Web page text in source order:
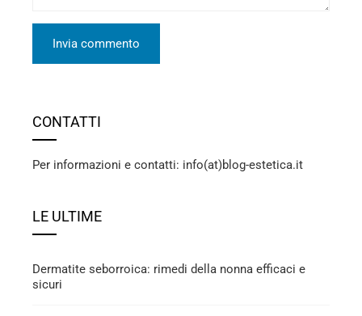
CONTATTI
Per informazioni e contatti: info(at)blog-estetica.it
LE ULTIME
Dermatite seborroica: rimedi della nonna efficaci e
sicuri